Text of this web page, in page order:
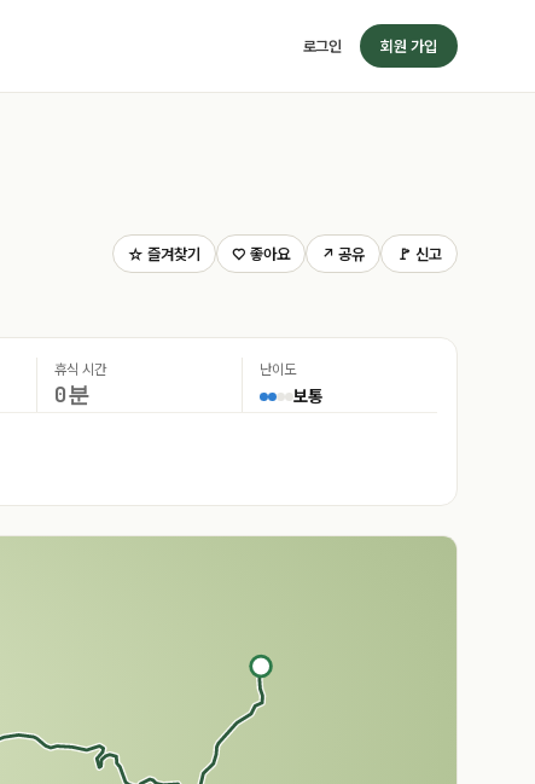
로그인 회원 가입
☆ 즐겨찾기 ♡ 좋아요 ↗ 공유 🚩 신고
휴식 시간
0분
난이도
보통